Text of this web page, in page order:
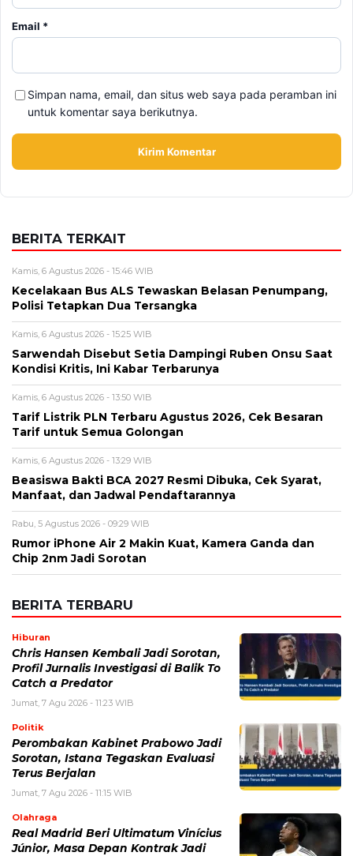
Email *
Simpan nama, email, dan situs web saya pada peramban ini
untuk komentar saya berikutnya.
BERITA TERKAIT
Kamis, 6 Agustus 2026 - 15:46 WIB
Kecelakaan Bus ALS Tewaskan Belasan Penumpang,
Polisi Tetapkan Dua Tersangka
Kamis, 6 Agustus 2026 - 15:25 WIB
Sarwendah Disebut Setia Dampingi Ruben Onsu Saat
Kondisi Kritis, Ini Kabar Terbarunya
Kamis, 6 Agustus 2026 - 13:50 WIB
Tarif Listrik PLN Terbaru Agustus 2026, Cek Besaran
Tarif untuk Semua Golongan
Kamis, 6 Agustus 2026 - 13:29 WIB
Beasiswa Bakti BCA 2027 Resmi Dibuka, Cek Syarat,
Manfaat, dan Jadwal Pendaftarannya
Rabu, 5 Agustus 2026 - 09:29 WIB
Rumor iPhone Air 2 Makin Kuat, Kamera Ganda dan
Chip 2nm Jadi Sorotan
BERITA TERBARU
Hiburan
Chris Hansen Kembali Jadi Sorotan,
Profil Jurnalis Investigasi di Balik To
Catch a Predator
Jumat, 7 Agu 2026 - 11:23 WIB
Politik
Perombakan Kabinet Prabowo Jadi
Sorotan, Istana Tegaskan Evaluasi
Terus Berjalan
Jumat, 7 Agu 2026 - 11:15 WIB
Olahraga
Real Madrid Beri Ultimatum Vinícius
Júnior, Masa Depan Kontrak Jadi